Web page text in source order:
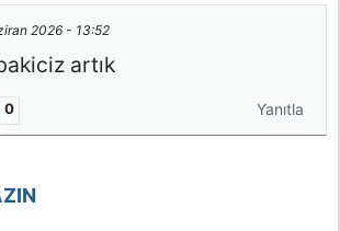
2026 - 13:52
artık
0 Yanıtla